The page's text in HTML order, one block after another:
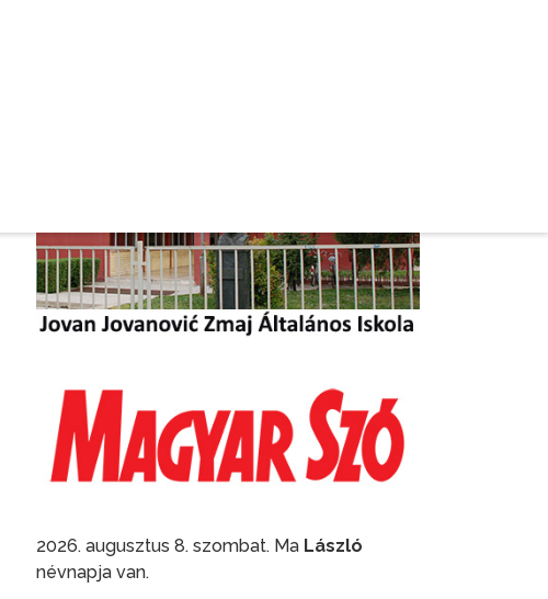
2026. augusztus 8. szombat. Ma László
névnapja van.